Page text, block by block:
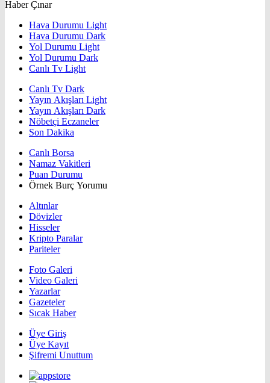
Haber Çınar
Hava Durumu Light
Hava Durumu Dark
Yol Durumu Light
Yol Durumu Dark
Canlı Tv Light
Canlı Tv Dark
Yayın Akışları Light
Yayın Akışları Dark
Nöbetçi Eczaneler
Son Dakika
Canlı Borsa
Namaz Vakitleri
Puan Durumu
Örnek Burç Yorumu
Altınlar
Dövizler
Hisseler
Kripto Paralar
Pariteler
Foto Galeri
Video Galeri
Yazarlar
Gazeteler
Sıcak Haber
Üye Giriş
Üye Kayıt
Şifremi Unuttum